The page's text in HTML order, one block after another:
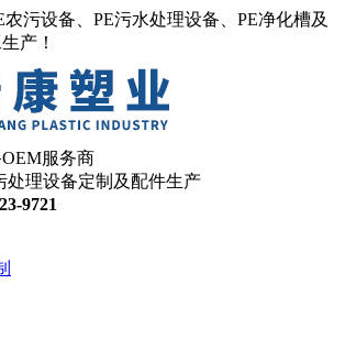
污设备、PE污水处理设备、PE净化槽及
产！
服务商
处理设备定制及配件生产
9721